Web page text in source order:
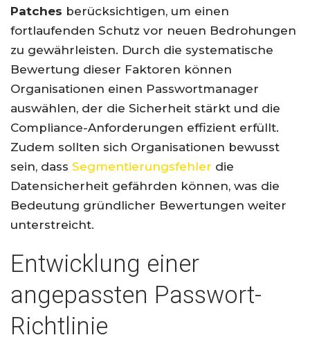
Patches berücksichtigen, um einen
fortlaufenden Schutz vor neuen Bedrohungen
zu gewährleisten. Durch die systematische
Bewertung dieser Faktoren können
Organisationen einen Passwortmanager
auswählen, der die Sicherheit stärkt und die
Compliance-Anforderungen effizient erfüllt.
Zudem sollten sich Organisationen bewusst
sein, dass Segmentierungsfehler die
Datensicherheit gefährden können, was die
Bedeutung gründlicher Bewertungen weiter
unterstreicht.
Entwicklung einer
angepassten Passwort-
Richtlinie